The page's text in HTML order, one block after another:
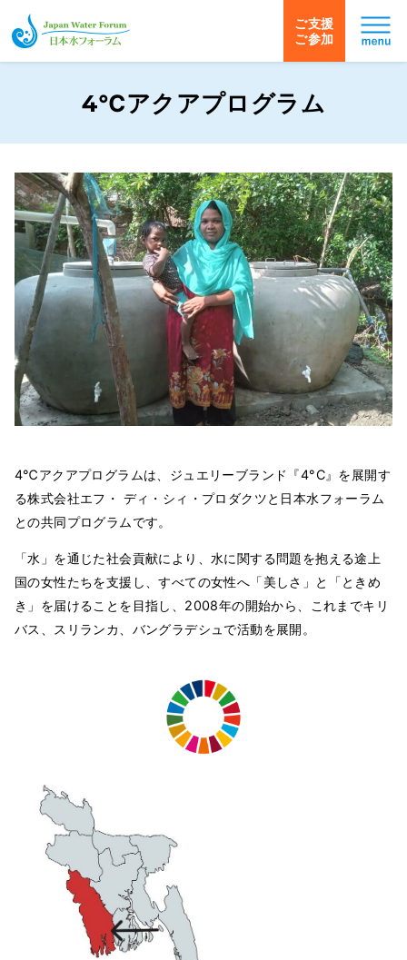
日本水フォーラム
ご支援
ご参加
4℃アクアプログラム
4℃アクアプログラムは、ジュエリーブランド『4°C』を展開す
る株式会社エフ・ ディ・シィ・プロダクツと日本水フォーラム
との共同プログラムです。
「水」を通じた社会貢献により、水に関する問題を抱える途上
国の女性たちを支援し、すべての女性へ「美しさ」と「ときめ
き」を届けることを目指し、2008年の開始から、これまでキリ
バス、スリランカ、バングラデシュで活動を展開。